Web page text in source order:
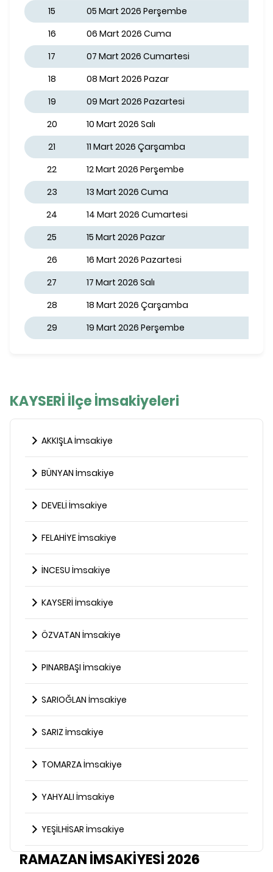
15
05 Mart 2026 Perşembe
16
06 Mart 2026 Cuma
17
07 Mart 2026 Cumartesi
18
08 Mart 2026 Pazar
19
09 Mart 2026 Pazartesi
20
10 Mart 2026 Salı
21
11 Mart 2026 Çarşamba
22
12 Mart 2026 Perşembe
23
13 Mart 2026 Cuma
24
14 Mart 2026 Cumartesi
25
15 Mart 2026 Pazar
26
16 Mart 2026 Pazartesi
27
17 Mart 2026 Salı
28
18 Mart 2026 Çarşamba
29
19 Mart 2026 Perşembe
KAYSERİ İlçe İmsakiyeleri
AKKIŞLA İmsakiye
BÜNYAN İmsakiye
DEVELİ İmsakiye
FELAHİYE İmsakiye
İNCESU İmsakiye
KAYSERİ İmsakiye
ÖZVATAN İmsakiye
PINARBAŞI İmsakiye
SARIOĞLAN İmsakiye
SARIZ İmsakiye
TOMARZA İmsakiye
YAHYALI İmsakiye
YEŞİLHİSAR İmsakiye
RAMAZAN İMSAKİYESİ 2026